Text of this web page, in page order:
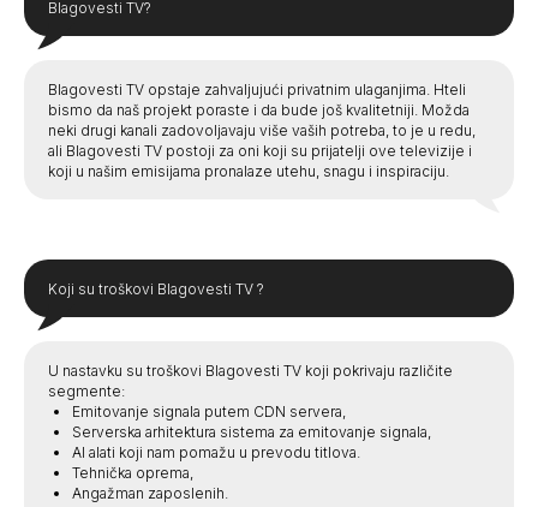
Blagovesti TV?
Blagovesti TV opstaje zahvaljujući privatnim ulaganjima. Hteli
bismo da naš projekt poraste i da bude još kvalitetniji. Možda
neki drugi kanali zadovoljavaju više vaših potreba, to je u redu,
ali Blagovesti TV postoji za oni koji su prijatelji ove televizije i
koji u našim emisijama pronalaze utehu, snagu i inspiraciju.
Koji su troškovi Blagovesti TV ?
U nastavku su troškovi Blagovesti TV koji pokrivaju različite
segmente:
Emitovanje signala putem CDN servera,
Serverska arhitektura sistema za emitovanje signala,
AI alati koji nam pomažu u prevodu titlova.
Tehnička oprema,
Angažman zaposlenih.